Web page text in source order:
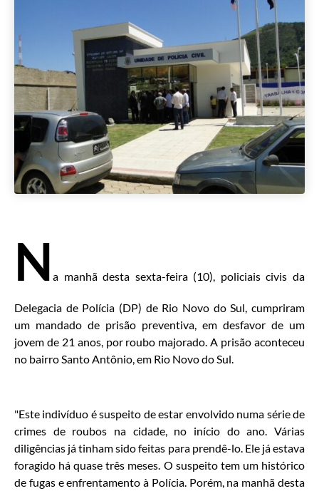
N a manhã desta sexta-feira (10), policiais civis da
Delegacia de Polícia (DP) de Rio Novo do Sul, cumpriram
um mandado de prisão preventiva, em desfavor de um
jovem de 21 anos, por roubo majorado. A prisão aconteceu
no bairro Santo Antônio, em Rio Novo do Sul.
"Este indivíduo é suspeito de estar envolvido numa série de
crimes de roubos na cidade, no início do ano. Várias
diligências já tinham sido feitas para prendê-lo. Ele já estava
foragido há quase três meses. O suspeito tem um histórico
de fugas e enfrentamento à Polícia. Porém, na manhã desta